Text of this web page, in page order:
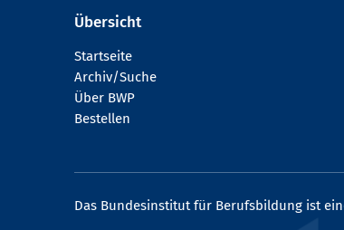
Übersicht
Startseite
Archiv/Suche
Über BWP
Bestellen
Das Bundesinstitut für Berufsbildung ist